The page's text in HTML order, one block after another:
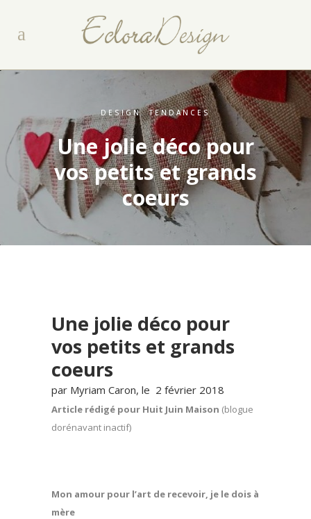
DESIGN,TENDANCES
Une jolie déco pour
vos petits et grands
coeurs
Une jolie déco pour
vos petits et grands
coeurs
par Myriam Caron, le 2 février 2018
Article rédigé pour Huit Juin Maison (blogue
dorénavant inactif)
Mon amour pour l’art de recevoir, je le dois à
mère